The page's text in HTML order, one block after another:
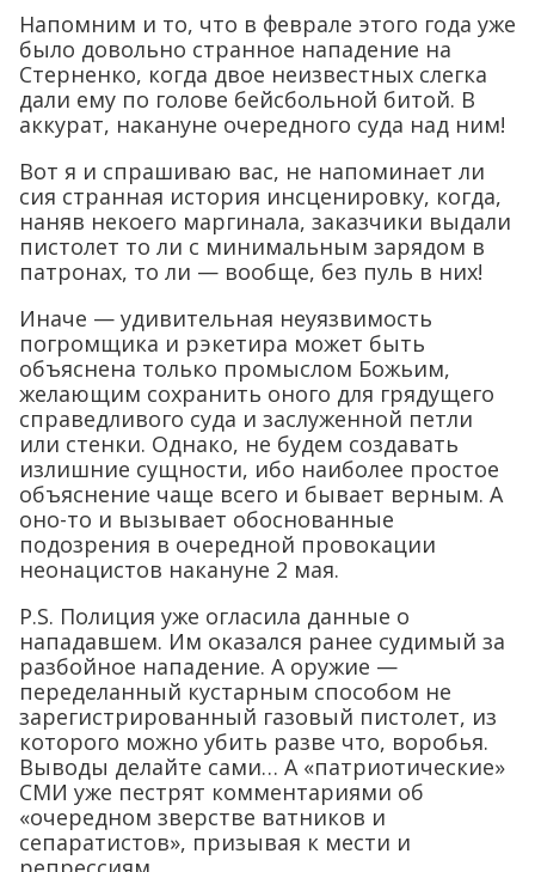
Напомним и то, что в феврале этого года уже
было довольно странное нападение на
Стерненко, когда двое неизвестных слегка
дали ему по голове бейсбольной битой. В
аккурат, накануне очередного суда над ним!
Вот я и спрашиваю вас, не напоминает ли
сия странная история инсценировку, когда,
наняв некоего маргинала, заказчики выдали
пистолет то ли с минимальным зарядом в
патронах, то ли — вообще, без пуль в них!
Иначе — удивительная неуязвимость
погромщика и рэкетира может быть
объяснена только промыслом Божьим,
желающим сохранить оного для грядущего
справедливого суда и заслуженной петли
или стенки. Однако, не будем создавать
излишние сущности, ибо наиболее простое
объяснение чаще всего и бывает верным. А
оно-то и вызывает обоснованные
подозрения в очередной провокации
неонацистов накануне 2 мая.
P.S. Полиция уже огласила данные о
нападавшем. Им оказался ранее судимый за
разбойное нападение. А оружие —
переделанный кустарным способом не
зарегистрированный газовый пистолет, из
которого можно убить разве что, воробья.
Выводы делайте сами… А «патриотические»
СМИ уже пестрят комментариями об
«очередном зверстве ватников и
сепаратистов», призывая к мести и